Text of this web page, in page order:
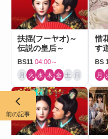
扶揺(フーヤオ)～
伝説の皇后～
BS11 04:00～
月 火 水 木 金 土 日
惜
す
BS
月
前の記事